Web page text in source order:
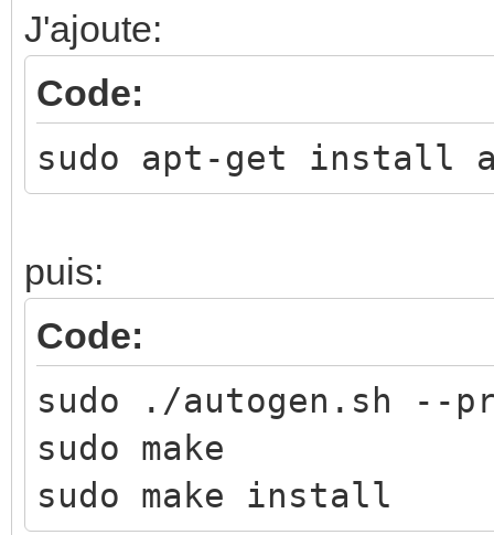
automake autoconf
libjansson-dev
sudo apt-get install
git clone
J'ajoute:
Code:
sudo apt-get install
puis:
Code:
sudo ./autogen.sh --
sudo make
sudo make install